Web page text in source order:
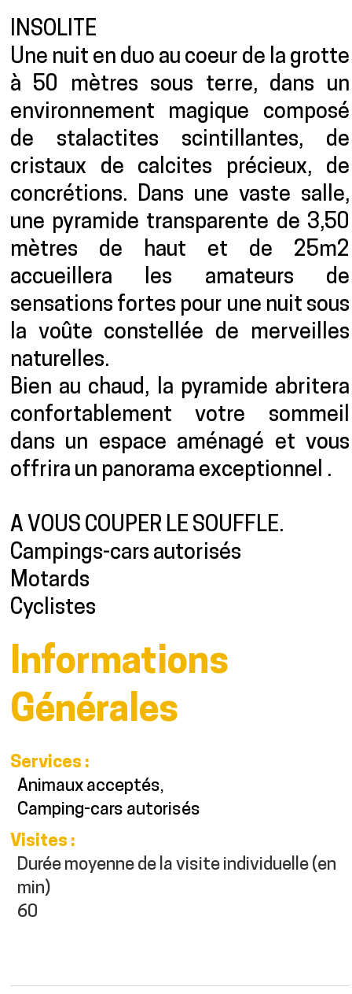
INSOLITE
Une nuit en duo au coeur de la grotte
à 50 mètres sous terre, dans un
environnement magique composé
de stalactites scintillantes, de
cristaux de calcites précieux, de
concrétions. Dans une vaste salle,
une pyramide transparente de 3,50
mètres de haut et de 25m2
accueillera les amateurs de
sensations fortes pour une nuit sous
la voûte constellée de merveilles
naturelles.
Bien au chaud, la pyramide abritera
confortablement votre sommeil
dans un espace aménagé et vous
offrira un panorama exceptionnel .
A VOUS COUPER LE SOUFFLE.
Campings-cars autorisés
Motards
Cyclistes
Informations
Générales
Services :
Animaux acceptés
Camping-cars autorisés
Visites :
Durée moyenne de la visite individuelle (en
min)
60